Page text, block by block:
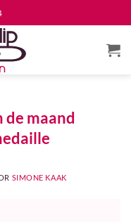
de maand
SIMONE KAAK